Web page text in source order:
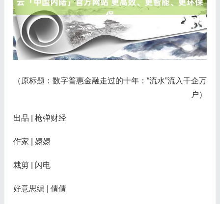
（原标题：数字普惠金融走过的十年：“流水”流入千企万
户）
出品 | 枪弹财经
作家 | 嬛嬛
裁剪 | 闪电
好意思编 | 倩倩